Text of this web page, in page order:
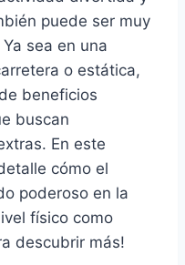
puede ser muy
sea en una
o estática,
beneficios
buscan
En este
cómo el
poderoso en la
físico como
descubrir más!